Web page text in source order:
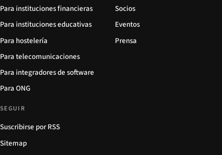
Para instituciones financieras
Para instituciones educativas
Para hostelería
Para telecomunicaciones
Para integradores de software
Para ONG
Socios
Eventos
Prensa
SEGUIR
Suscribirse por RSS
Sitemap